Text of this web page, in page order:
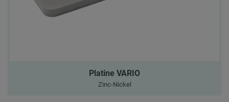
Platine VARIO
Zinc-Nickel